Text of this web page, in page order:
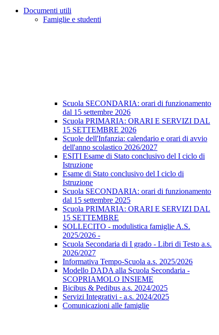
Documenti utili
Famiglie e studenti
Scuola SECONDARIA: orari di funzionamento
dal 15 settembre 2026
Scuola PRIMARIA: ORARI E SERVIZI DAL
15 SETTEMBRE 2026
Scuole dell'Infanzia: calendario e orari di avvio
dell'anno scolastico 2026/2027
ESITI Esame di Stato conclusivo del I ciclo di
Istruzione
Esame di Stato conclusivo del I ciclo di
Istruzione
Scuola SECONDARIA: orari di funzionamento
dal 15 settembre 2025
Scuola PRIMARIA: ORARI E SERVIZI DAL
15 SETTEMBRE
SOLLECITO - modulistica famiglie A.S.
2025/2026 -
Scuola Secondaria di I grado - Libri di Testo a.s.
2026/2027
Informativa Tempo-Scuola a.s. 2025/2026
Modello DADA alla Scuola Secondaria -
SCOPRIAMOLO INSIEME
Bicibus & Pedibus a.s. 2024/2025
Servizi Integrativi - a.s. 2024/2025
Comunicazioni alle famiglie